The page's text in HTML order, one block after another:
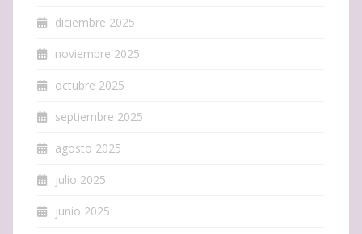
diciembre 2025
noviembre 2025
octubre 2025
septiembre 2025
agosto 2025
julio 2025
junio 2025